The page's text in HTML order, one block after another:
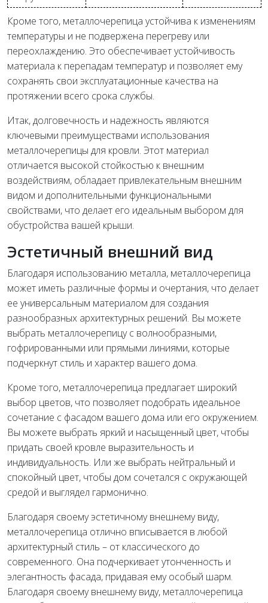
Кроме того, металлочерепица устойчива к изменениям
температуры и не подвержена перегреву или
переохлаждению. Это обеспечивает устойчивость
материала к перепадам температур и позволяет ему
сохранять свои эксплуатационные качества на
протяжении всего срока службы.
Итак, долговечность и надежность являются
ключевыми преимуществами использования
металлочерепицы для кровли. Этот материал
отличается высокой стойкостью к внешним
воздействиям, обладает привлекательным внешним
видом и дополнительными функциональными
свойствами, что делает его идеальным выбором для
обустройства вашей крыши.
Эстетичный внешний вид
Благодаря использованию металла, металлочерепица
может иметь различные формы и очертания, что делает
ее универсальным материалом для создания
разнообразных архитектурных решений. Вы можете
выбрать металлочерепицу с волнообразными,
гофрированными или прямыми линиями, которые
подчеркнут стиль и характер вашего дома.
Кроме того, металлочерепица предлагает широкий
выбор цветов, что позволяет подобрать идеальное
сочетание с фасадом вашего дома или его окружением.
Вы можете выбрать яркий и насыщенный цвет, чтобы
придать своей кровле выразительность и
индивидуальность. Или же выбрать нейтральный и
спокойный цвет, чтобы дом сочетался с окружающей
средой и выглядел гармонично.
Благодаря своему эстетичному внешнему виду,
металлочерепица отлично вписывается в любой
архитектурный стиль – от классического до
современного. Она подчеркивает утонченность и
элегантность фасада, придавая ему особый шарм.
Благодаря своему внешнему виду, металлочерепица